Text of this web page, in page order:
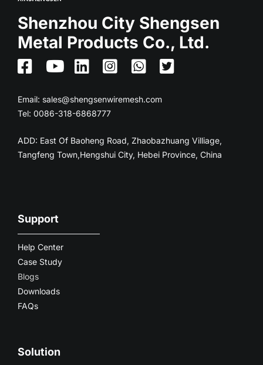
Shenzhou City Shengsen
Metal Products Co., Ltd.
Email: sales@shengsenwiremesh.com
Tel: 0086-318-6868777
ADD: East Of Baoheng Road, Zhaobazhuang Villiage,
Tangfeng Town,Hengshui City, Hebei Province, China
Support
Help Center
Case Study
Blogs
Downloads
FAQs
Solution